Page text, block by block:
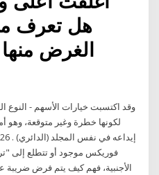
هل تعرف
الغرض
وقد اكتسبت خيارات الأسهم - النوع
لكونها خطرة وغير متوقعة، وهو
فوريكس موجود أو تتطلع إلى